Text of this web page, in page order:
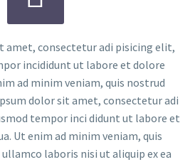
amet, consectetur adi pisicing elit,
incididunt ut labore et dolore
ad minim veniam, quis nostrud
dolor sit amet, consectetur adi
tempor inci didunt ut labore et
Ut enim ad minim veniam, quis
laboris nisi ut aliquip ex ea